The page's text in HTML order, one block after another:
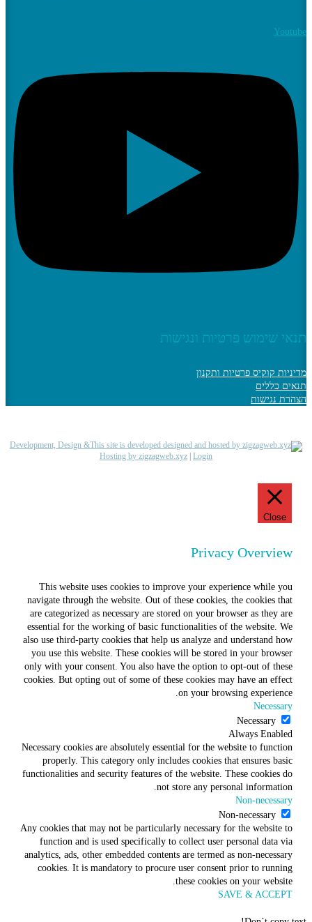
Youtube
תנאי שימוש פרטיות ונגישות
מדיניות קוקיס פרטיות ותקנון
תנאים כללים
הצהרת נגישות
Development, Design &
Hosting by zigzagweb.xyz Login
Close
Privacy Overview
This website uses cookies to improve your experience while you
navigate through the website. Out of these cookies, the cookies that
are categorized as necessary are stored on your browser as they are
essential for the working of basic functionalities of the website. We
also use third-party cookies that help us analyze and understand how
you use this website. These cookies will be stored in your browser
only with your consent. You also have the option to opt-out of these
cookies. But opting out of some of these cookies may have an effect
on your browsing experience.
Necessary
Necessary
Always Enabled
Necessary cookies are absolutely essential for the website to function
properly. This category only includes cookies that ensures basic
functionalities and security features of the website. These cookies do
not store any personal information.
Non-necessary
Non-necessary
Any cookies that may not be particularly necessary for the website to
function and is used specifically to collect user personal data via
analytics, ads, other embedded contents are termed as non-necessary
cookies. It is mandatory to procure user consent prior to running
these cookies on your website.
SAVE & ACCEPT